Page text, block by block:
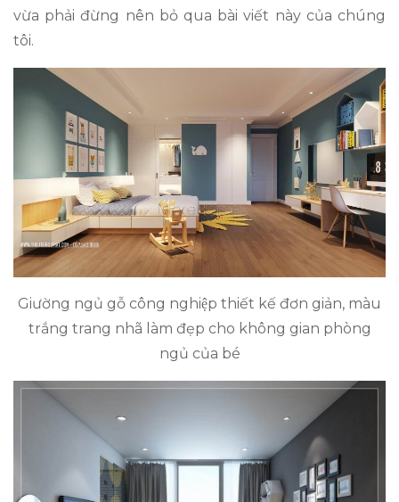
vừa phải đừng nên bỏ qua bài viết này của chúng
tôi.
Giường ngủ gỗ công nghiệp thiết kế đơn giản, màu
trắng trang nhã làm đẹp cho không gian phòng
ngủ của bé